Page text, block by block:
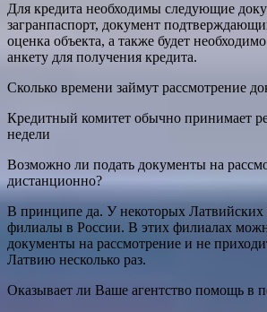
Для кредита необходимы следующие
загранпаспорт, документ
оценка объекта, а также будет
анкету для получения кредита.
Сколько времени займут рассмотрение
Кредитный комитет обычно принимает
недели
Возможно ли подать документы на
дистанционно?
В принципе да. У некоторых Латвийских
филиалы в России. В этих филиалах
документы на рассмотрение и не
Латвию несколько раз.
Оказывает ли Ваше агентство помощь в